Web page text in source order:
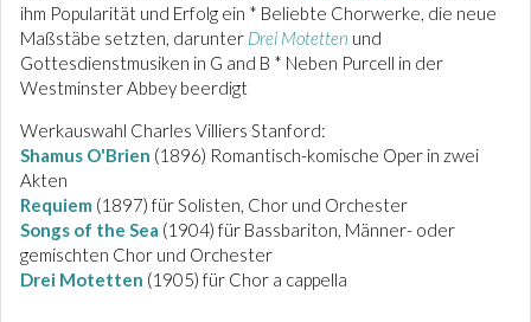
ihm Popularität und Erfolg ein * Beliebte Chorwerke, die neue
Maßstäbe setzten, darunter Drei Motetten und
Gottesdienstmusiken in G and B * Neben Purcell in der
Westminster Abbey beerdigt
Werkauswahl Charles Villiers Stanford:
Shamus O'Brien (1896) Romantisch-komische Oper in zwei
Akten
Requiem (1897) für Solisten, Chor und Orchester
Songs of the Sea (1904) für Bassbariton, Männer- oder
gemischten Chor und Orchester
Drei Motetten (1905) für Chor a cappella